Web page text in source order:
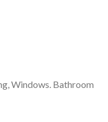
Windows. Bathroom